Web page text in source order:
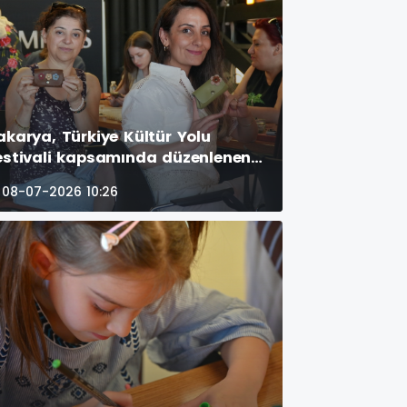
Türkiye Kültür Yolu
kapsamında düzenlenen
renkli etkinliklerle
kalbi olmaya devam
(GÜNÜN ÖNE ÇIKAN
KARELERİ )
08-07-2026 10:26